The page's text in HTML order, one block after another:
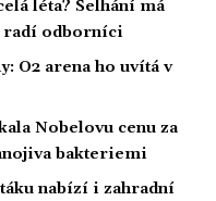
léta? Selhání má
radí odborníci
O2 arena ho uvítá v
Nobelovu cenu za
bakteriemi
nabízí i zahradní